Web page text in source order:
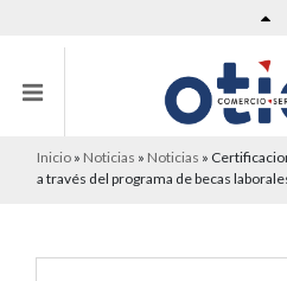
Inicio » Noticias » Noticias »
a través del programa de becas